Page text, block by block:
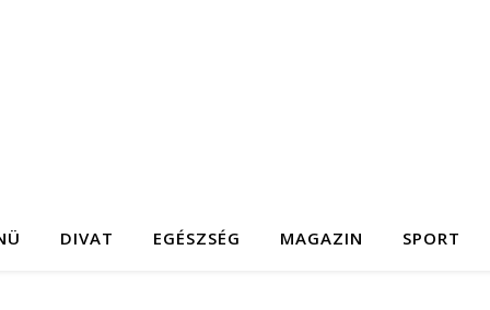
DIVAT EGÉSZSÉG MAGAZIN SPORT